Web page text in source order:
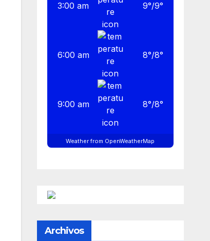
3:00 am 9°/9°
6:00 am 8°/8°
9:00 am 8°/8°
Weather from OpenWeatherMap
Archivos